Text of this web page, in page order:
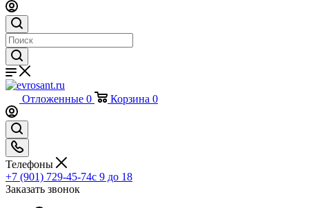
Отложенные 0 Корзина 0
Телефоны
+7 (901) 729-45-74c 9 до 18
Заказать звонок